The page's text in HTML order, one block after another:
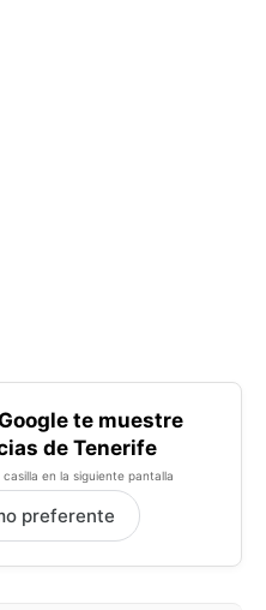
te muestre
de Tenerife
en la siguiente pantalla
preferente